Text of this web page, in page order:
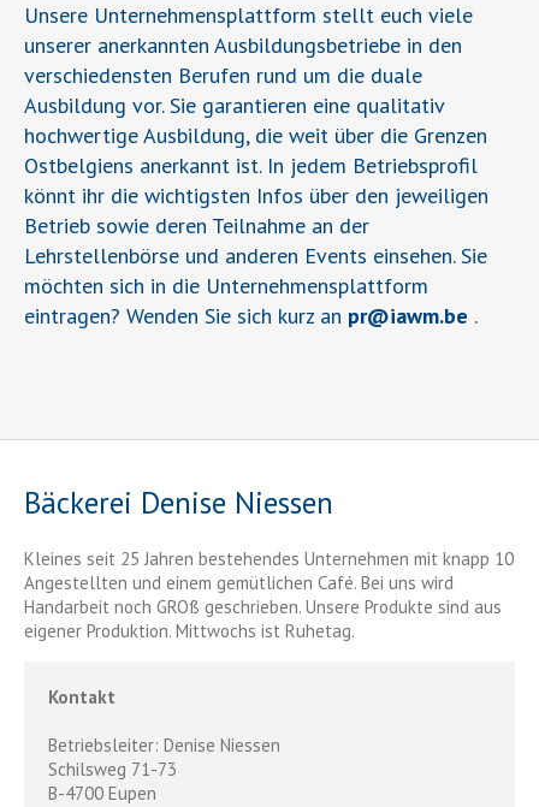
Unsere Unternehmensplattform stellt euch viele
unserer anerkannten Ausbildungsbetriebe in den
verschiedensten Berufen rund um die duale
Ausbildung vor. Sie garantieren eine qualitativ
hochwertige Ausbildung, die weit über die Grenzen
Ostbelgiens anerkannt ist. In jedem Betriebsprofil
könnt ihr die wichtigsten Infos über den jeweiligen
Betrieb sowie deren Teilnahme an der
Lehrstellenbörse und anderen Events einsehen. Sie
möchten sich in die Unternehmensplattform
eintragen? Wenden Sie sich kurz an pr@iawm.be .
Bäckerei Denise Niessen
Kleines seit 25 Jahren bestehendes Unternehmen mit knapp 10
Angestellten und einem gemütlichen Café. Bei uns wird
Handarbeit noch GROß geschrieben. Unsere Produkte sind aus
eigener Produktion. Mittwochs ist Ruhetag.
Kontakt
Betriebsleiter: Denise Niessen
Schilsweg 71-73
B-4700 Eupen